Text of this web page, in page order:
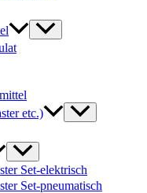
etc.)
Set-elektrisch
Set-pneumatisch